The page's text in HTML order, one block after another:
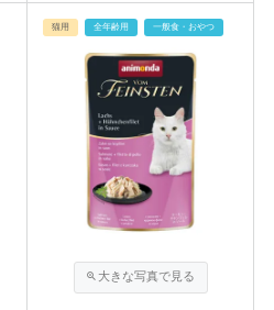
猫用 全年齢用 一般食・おやつ